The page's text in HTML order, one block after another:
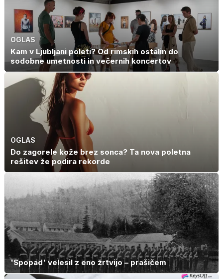
OGLAS
Kam v Ljubljani poleti? Od rimskih ostalin do
sodobne umetnosti in večernih koncertov
OGLAS
Do zagorele kože brez sonca? Ta nova poletna
rešitev že podira rekorde
'Spopad' velesil z eno žrtvijo – prašičem